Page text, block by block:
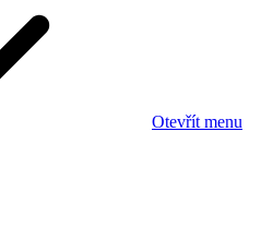
Otevřít menu